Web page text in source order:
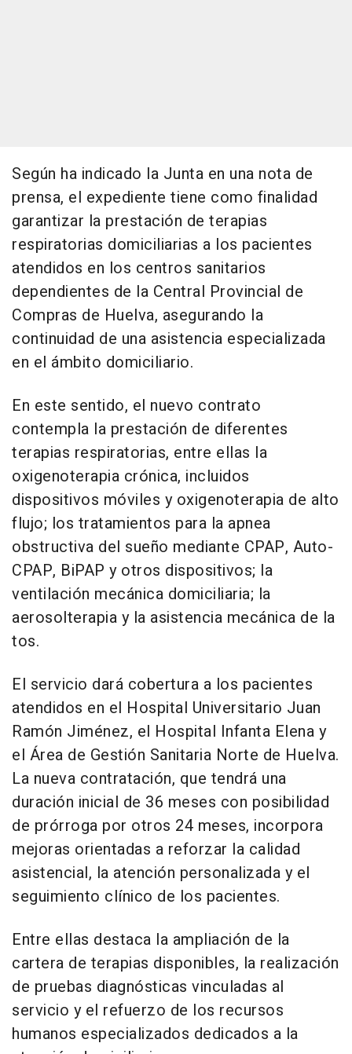
Según ha indicado la Junta en una nota de
prensa, el expediente tiene como finalidad
garantizar la prestación de terapias
respiratorias domiciliarias a los pacientes
atendidos en los centros sanitarios
dependientes de la Central Provincial de
Compras de Huelva, asegurando la
continuidad de una asistencia especializada
en el ámbito domiciliario.
En este sentido, el nuevo contrato
contempla la prestación de diferentes
terapias respiratorias, entre ellas la
oxigenoterapia crónica, incluidos
dispositivos móviles y oxigenoterapia de alto
flujo; los tratamientos para la apnea
obstructiva del sueño mediante CPAP, Auto-
CPAP, BiPAP y otros dispositivos; la
ventilación mecánica domiciliaria; la
aerosolterapia y la asistencia mecánica de la
tos.
El servicio dará cobertura a los pacientes
atendidos en el Hospital Universitario Juan
Ramón Jiménez, el Hospital Infanta Elena y
el Área de Gestión Sanitaria Norte de Huelva.
La nueva contratación, que tendrá una
duración inicial de 36 meses con posibilidad
de prórroga por otros 24 meses, incorpora
mejoras orientadas a reforzar la calidad
asistencial, la atención personalizada y el
seguimiento clínico de los pacientes.
Entre ellas destaca la ampliación de la
cartera de terapias disponibles, la realización
de pruebas diagnósticas vinculadas al
servicio y el refuerzo de los recursos
humanos especializados dedicados a la